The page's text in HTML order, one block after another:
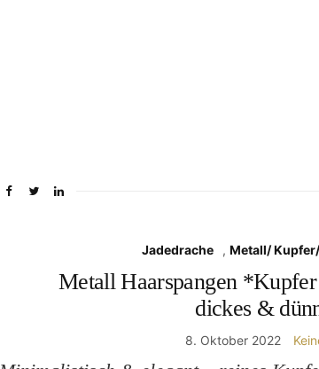
Jadedrache , Metall/
Metall Haarspangen
dickes &
8. Oktober 2022